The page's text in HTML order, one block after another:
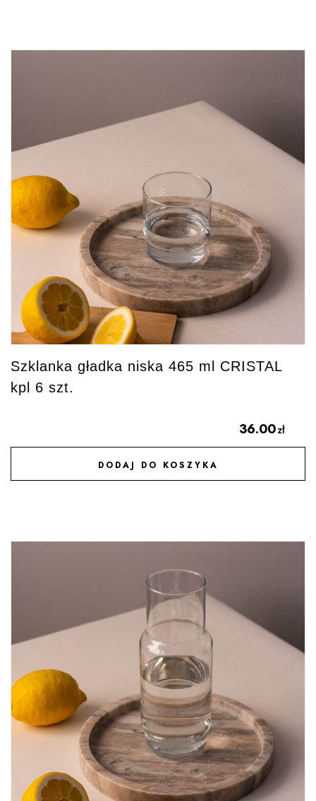
Szklanka gładka niska 465 ml CRISTAL
kpl 6 szt.
36.00zł
DODAJ DO KOSZYKA
DODAJ DO ULUBIONYCH